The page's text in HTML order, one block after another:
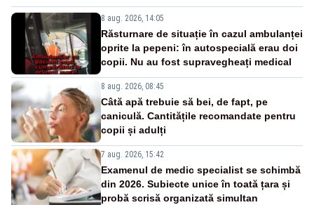
8 aug. 2026, 14:05
Răsturnare de situație în cazul ambulanței
oprite la pepeni: în autospecială erau doi
copii. Nu au fost supravegheați medical
8 aug. 2026, 08:45
Câtă apă trebuie să bei, de fapt, pe
caniculă. Cantitățile recomandate pentru
copii și adulți
7 aug. 2026, 15:42
Examenul de medic specialist se schimbă
din 2026. Subiecte unice în toată țara și
probă scrisă organizată simultan